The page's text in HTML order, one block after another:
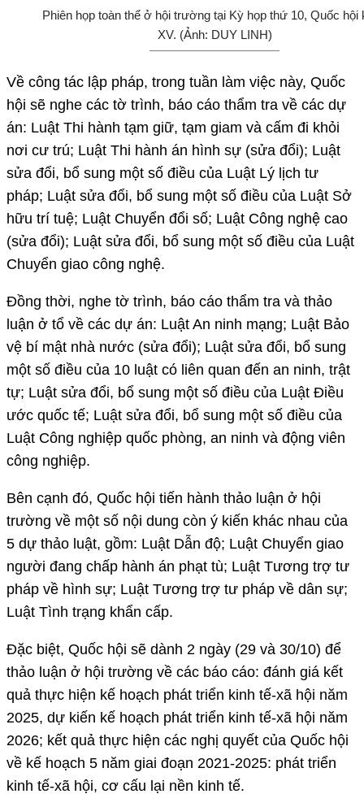
Phiên họp toàn thể ở hội trường tại Kỳ họp thứ 10, Quốc hội
XV. (Ảnh: DUY LINH)
Về công tác lập pháp, trong tuần làm việc này, Quốc
hội sẽ nghe các tờ trình, báo cáo thẩm tra về các dự
án: Luật Thi hành tạm giữ, tạm giam và cấm đi khỏi
nơi cư trú; Luật Thi hành án hình sự (sửa đổi); Luật
sửa đổi, bổ sung một số điều của Luật Lý lịch tư
pháp; Luật sửa đổi, bổ sung một số điều của Luật Sở
hữu trí tuệ; Luật Chuyển đổi số; Luật Công nghệ cao
(sửa đổi); Luật sửa đổi, bổ sung một số điều của Luật
Chuyển giao công nghệ.
Đồng thời, nghe tờ trình, báo cáo thẩm tra và thảo
luận ở tổ về các dự án: Luật An ninh mạng; Luật Bảo
vệ bí mật nhà nước (sửa đổi); Luật sửa đổi, bổ sung
một số điều của 10 luật có liên quan đến an ninh, trật
tự; Luật sửa đổi, bổ sung một số điều của Luật Điều
ước quốc tế; Luật sửa đổi, bổ sung một số điều của
Luật Công nghiệp quốc phòng, an ninh và động viên
công nghiệp.
Bên cạnh đó, Quốc hội tiến hành thảo luận ở hội
trường về một số nội dung còn ý kiến khác nhau của
5 dự thảo luật, gồm: Luật Dẫn độ; Luật Chuyển giao
người đang chấp hành án phạt tù; Luật Tương trợ tư
pháp về hình sự; Luật Tương trợ tư pháp về dân sự;
Luật Tình trạng khẩn cấp.
Đặc biệt, Quốc hội sẽ dành 2 ngày (29 và 30/10) để
thảo luận ở hội trường về các báo cáo: đánh giá kết
quả thực hiện kế hoạch phát triển kinh tế-xã hội năm
2025, dự kiến kế hoạch phát triển kinh tế-xã hội năm
2026; kết quả thực hiện các nghị quyết của Quốc hội
về kế hoạch 5 năm giai đoạn 2021-2025: phát triển
kinh tế-xã hội, cơ cấu lại nền kinh tế.